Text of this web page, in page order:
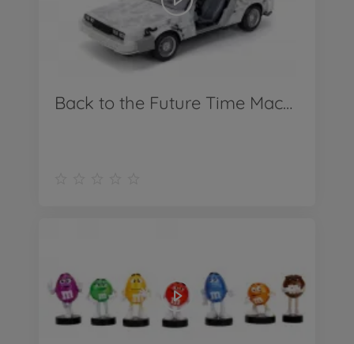
Back to the Future Time Machine R1 1:24 - Produkt Video